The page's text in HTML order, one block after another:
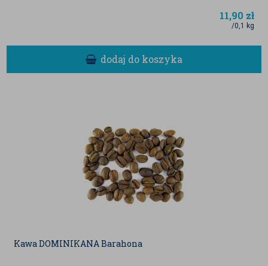
11,90 zł
/0,1 kg
dodaj do koszyka
Kawa DOMINIKANA Barahona